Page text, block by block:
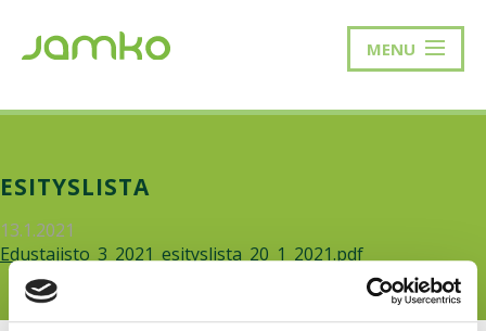
MENU
ESITYSLISTA
13.1.2021
Edustajisto_3_2021_esityslista_20_1_2021.pdf